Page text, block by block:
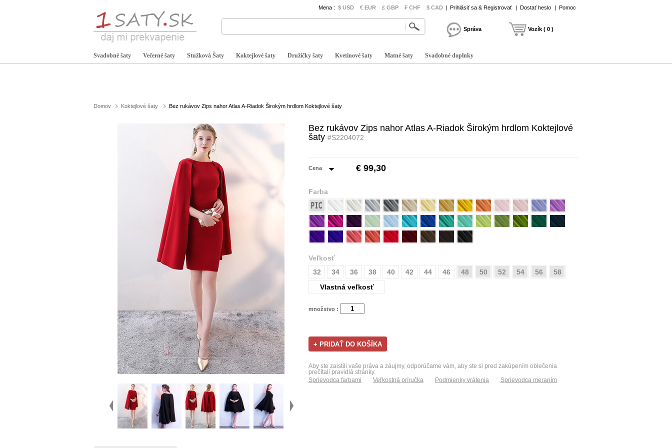
Mena : $ USD € EUR £ GBP ₣ CHF $ CAD | Prihlásiť sa & Registrovať | Dostať heslo | Pomoc
Správa Vozík ( 0 )
Svadobné šaty Večerné šaty Stužková Šaty Koktejlové šaty Družičky šaty Kvetinové šaty Matné šaty Svadobné doplnky
Domov Koktejlové šaty Bez rukávov Zips nahor Atlas A-Riadok Širokým hrdlom Koktejlové šaty
Bez rukávov Zips nahor Atlas A-Riadok Širokým hrdlom Koktejlové
šaty #S2204072
Cena € 99,30
Farba
Veľkosť
32
34 36 38 40 42 44 46 48 50 52 54 56
58
Vlastná veľkosť
množstvo :
Aby ste zaistili vaše práva a záujmy, odporúčame vám, aby ste si pred zakúpením oblečenia
prečítali pravidlá stránky.
Sprievodca farbami
Veľkostná príručka Podmienky vrátenia Sprievodca meraním